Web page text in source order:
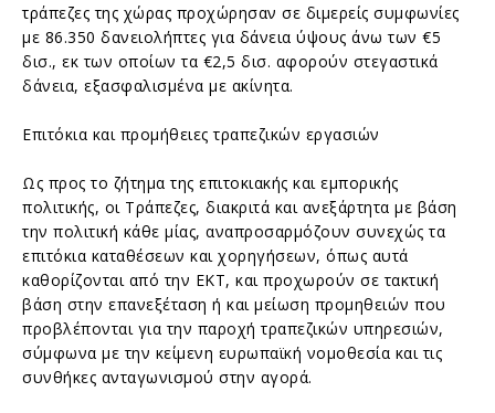
τράπεζες της χώρας προχώρησαν σε διμερείς συμφωνίες
με 86.350 δανειολήπτες για δάνεια ύψους άνω των €5
δισ., εκ των οποίων τα €2,5 δισ. αφορούν στεγαστικά
δάνεια, εξασφαλισμένα με ακίνητα.
Επιτόκια και προμήθειες τραπεζικών εργασιών
Ως προς το ζήτημα της επιτοκιακής και εμπορικής
πολιτικής, οι Τράπεζες, διακριτά και ανεξάρτητα με βάση
την πολιτική κάθε μίας, αναπροσαρμόζουν συνεχώς τα
επιτόκια καταθέσεων και χορηγήσεων, όπως αυτά
καθορίζονται από την ΕΚΤ, και προχωρούν σε τακτική
βάση στην επανεξέταση ή και μείωση προμηθειών που
προβλέπονται για την παροχή τραπεζικών υπηρεσιών,
σύμφωνα με την κείμενη ευρωπαϊκή νομοθεσία και τις
συνθήκες ανταγωνισμού στην αγορά.